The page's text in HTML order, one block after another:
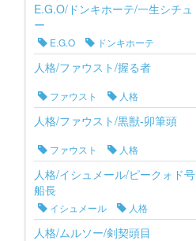
E.G.O/ドンキホーテ/一生シチュ
ー
E.G.O
ドンキホーテ
人格/ファウスト/握る者
ファウスト
人格
人格/ファウスト/黒獣-卯筆頭
ファウスト
人格
人格/イシュメール/ピークォド号
船長
イシュメール
人格
人格/ムルソー/剣契頭目